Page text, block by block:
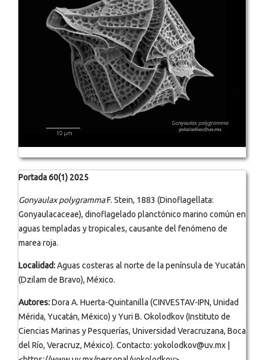
Portada 60(1) 2025
Gonyaulax polygrammaF. Stein, 1883 (Dinoflagellata:
Gonyaulacaceae), dinoflagelado planctónico marino común en
aguas templadas y tropicales, causante del fenómeno de
marea roja.
Localidad:Aguas costeras al norte de la península de Yucatán
(Dzilam de Bravo), México.
Autores:Dora A. Huerta-Quintanilla (CINVESTAV-IPN, Unidad
Mérida, Yucatán, México) y Yuri B. Okolodkov (Instituto de
Ciencias Marinas y Pesquerías, Universidad Veracruzana, Boca
del Río, Veracruz, México). Contacto: yokolodkov@uv.mx |